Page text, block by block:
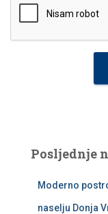
Posljednje
Moderno
naselju Donja